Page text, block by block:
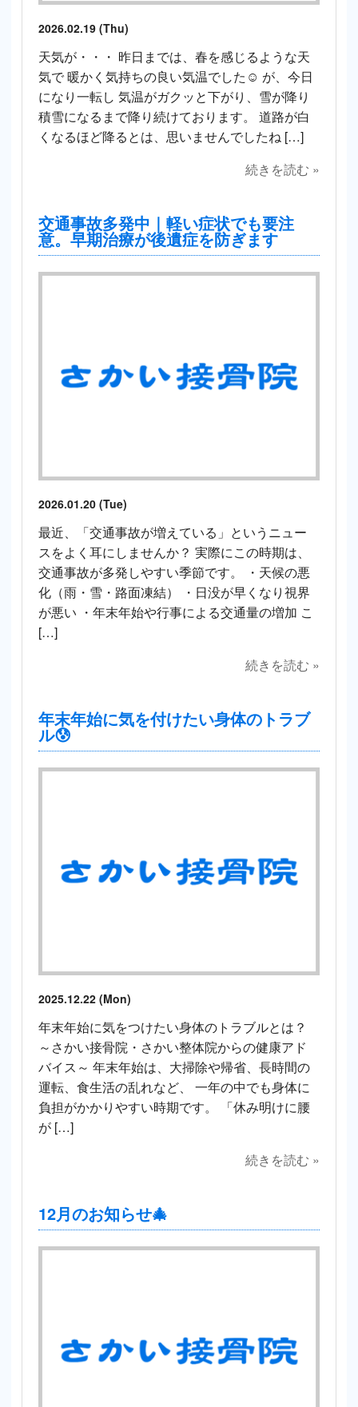
2026.02.19 (Thu)
天気が・・・ 昨日までは、春を感じるような天
気で 暖かく気持ちの良い気温でした☺️ が、今日
になり一転し 気温がガクッと下がり、雪が降り
積雪になるまで降り続けております。 道路が白
くなるほど降るとは、思いませんでしたね […]
続きを読む »
交通事故多発中｜軽い症状でも要注
意。早期治療が後遺症を防ぎます
2026.01.20 (Tue)
最近、「交通事故が増えている」というニュー
スをよく耳にしませんか？ 実際にこの時期は、
交通事故が多発しやすい季節です。 ・天候の悪
化（雨・雪・路面凍結） ・日没が早くなり視界
が悪い ・年末年始や行事による交通量の増加 こ
[…]
続きを読む »
年末年始に気を付けたい身体のトラブ
ル😰
2025.12.22 (Mon)
年末年始に気をつけたい身体のトラブルとは？
～さかい接骨院・さかい整体院からの健康アド
バイス～ 年末年始は、大掃除や帰省、長時間の
運転、食生活の乱れなど、 一年の中でも身体に
負担がかかりやすい時期です。 「休み明けに腰
が […]
続きを読む »
12月のお知らせ🎄